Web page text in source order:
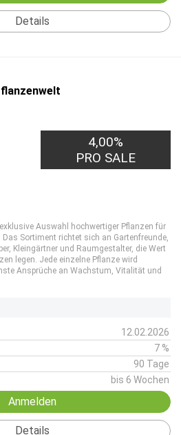
Details
4,00%
PRO SALE
Auswahl hochwertiger Pflanzen für
Sortiment richtet sich an Gartenfreunde,
Kleingärtner und Raumgestalter, die Wert
legen. Jede einzelne Pflanze wird
Ansprüche an Wachstum, Vitalität und
12.02.2026
7 %
90 Tage
bis 6 Wochen
Anmelden
Details